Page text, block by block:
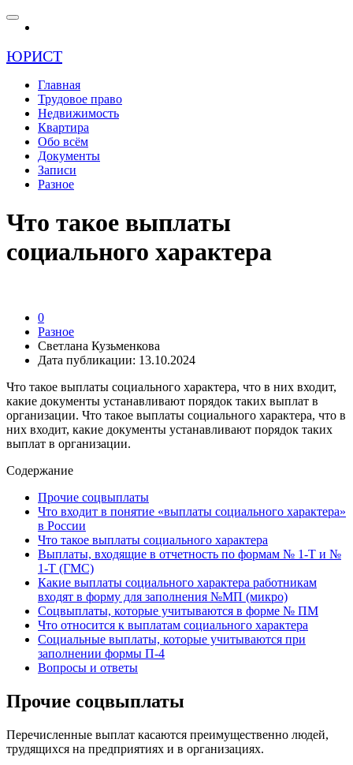
ЮРИСТ
Главная
Трудовое право
Недвижимость
Квартира
Обо всём
Документы
Записи
Разное
Что такое выплаты
социального характера
0
Разное
Светлана Кузьменкова
Дата публикации: 13.10.2024
Что такое выплаты социального характера, что в них входит,
какие документы устанавливают порядок таких выплат в
организации. Что такое выплаты социального характера, что в
них входит, какие документы устанавливают порядок таких
выплат в организации.
Содержание
Прочие соцвыплаты
Что входит в понятие «выплаты социального характера»
в России
Что такое выплаты социального характера
Выплаты, входящие в отчетность по формам № 1-Т и №
1-Т (ГМС)
Какие выплаты социального характера работникам
входят в форму для заполнения №МП (микро)
Соцвыплаты, которые учитываются в форме № ПМ
Что относится к выплатам социального характера
Социальные выплаты, которые учитываются при
заполнении формы П-4
Вопросы и ответы
Прочие соцвыплаты
Перечисленные выплат касаются преимущественно людей,
трудящихся на предприятиях и в организациях.